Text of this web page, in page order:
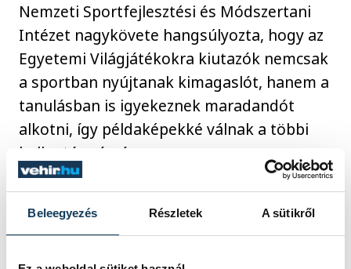
Beleegyezés Részletek A sütikről
Nemzeti Sportfejlesztési és Módszertani
Intézet nagykövete hangsúlyozta, hogy az
Egyetemi Világjátékokra kiutazók nemcsak
a sportban nyújtanak kimagaslót, hanem a
tanulásban is igyekeznek maradandót
alkotni, így példaképekké válnak a többi
hallgató számára.
Hozzáfűzte: személyes példából tudja,
hogy nehéz több területen egyszerre